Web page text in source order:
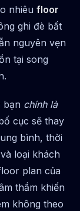
nhiêu floor
ghi đè bất
nguyên vẹn
tại song
bạn chính là
cục sẽ thay
bình, thời
loại khách
plan của
thầm khiến
không theo